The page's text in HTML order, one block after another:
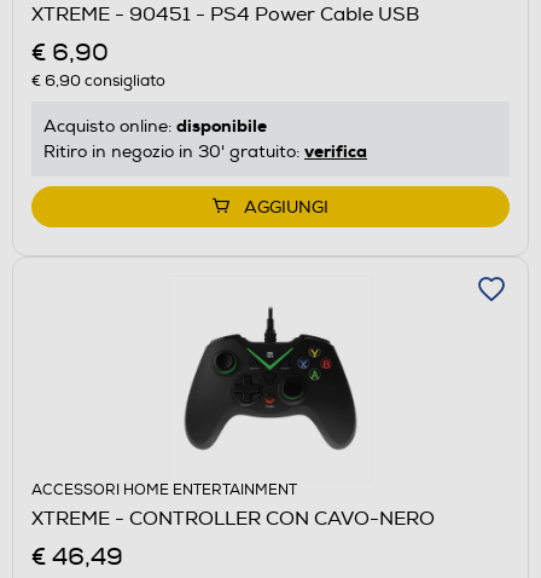
XTREME - 90451 - PS4 Power Cable USB
€ 6,90
€ 6,90consigliato
Acquisto online: disponibile
Ritiro in negozio in 30' gratuito: verifica
AGGIUNGI
ACCESSORI HOME ENTERTAINMENT
XTREME - CONTROLLER CON CAVO-NERO
€ 46,49